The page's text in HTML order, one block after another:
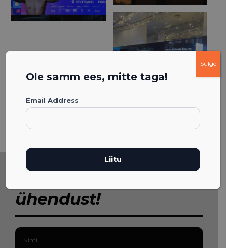
ühendust!
Ole samm ees, mitte taga!
Email Address
Sulge